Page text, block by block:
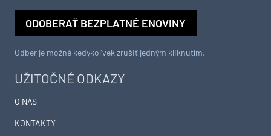
UŽITOČNÉ ODKAZY
O NÁS
KONTAKTY
ODOBERAŤ BEZPLATNÉ ENOVINY
Odber je možné kedykoľvek zrušiť jedným kliknutím.